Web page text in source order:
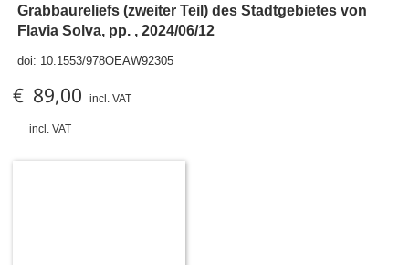
Grabbaureliefs (zweiter Teil) des Stadtgebietes von
Flavia Solva, pp. , 2024/06/12
doi: 10.1553/978OEAW92305
€ 89,00 incl. VAT
incl. VAT